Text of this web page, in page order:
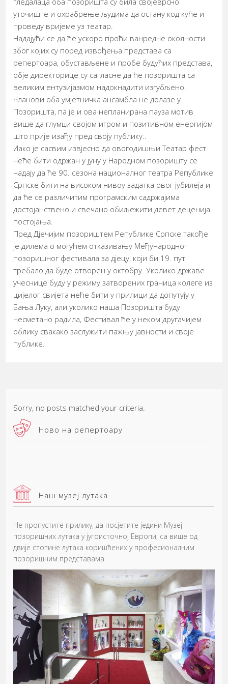
уточиште и охрабрење људима да остану код куће и
проведу вријеме уз театар.
Надајући се да ће ускоро проћи ванредне околности
због којих су поред извођења представа са
репертоара, обустављене и пробе будућих представа,
обје директорице су сагласне да ће позоришта са
великим ентузијазмом надокнадити изгубљено.
Чланови оба умјетничка ансамбла не долазе у
Позоришта, па је и ова непланирана пауза мотив
више да глумци својом игром и позитивном енергијом
што прије изађу пред своју публику..
Иако је сасвим извјесно да овогодишњи Театар фест
неће бити одржан у јуну у Народном позоришту се
надају да ће 90. сезона националног театра Републике
Српске бити на високом нивоу задатка овог јубилеја и
да ће се различитим програмским садржајима
достојанствено и свечано обиљежити девет деценија
постојања.
Пред Дјечијим позориштем Републике Српске такође
је дилема о могућем отказивању Међународног
позоришног фестивала за дјецу, који би 19. пут
требало да буде отворен у октобру. Уколико државе
учеснице буду у режиму затворених граница колеге из
цијелог свијета неће бити у прилици да допутују у
Бања Луку, али уколико наша Позоришта буду
несметано радила, Фестивал ће у неком другачијем
облику свакако заслужити пажњу јавности и своје
публике.
Sorry, no posts matched your criteria.
Ново на репертоару
Наш музеј лутака
Не пропустите прилику, да посјетите једини Музеј
позоришних лутака у југоисточној Европи, са више од
двије стотине лутака коришћених у професионалним
позоришним представама.